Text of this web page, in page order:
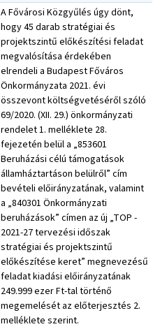
A Fővárosi Közgyűlés úgy dönt,
hogy 45 darab stratégiai és
projektszintű előkészítési feladat
megvalósítása érdekében
elrendeli a Budapest Főváros
Önkormányzata 2021. évi
összevont költségvetéséről szóló
69/2020. (XII. 29.) önkormányzati
rendelet 1. melléklete 28.
fejezetén belül a „853601
Beruházási célú támogatások
államháztartáson belülről” cím
bevételi előirányzatának, valamint
a „840301 Önkormányzati
beruházások” címen az új „TOP -
2021-27 tervezési időszak
stratégiai és projektszintű
előkészítése keret” megnevezésű
feladat kiadási előirányzatának
249.999 ezer Ft-tal történő
megemelését az előterjesztés 2.
melléklete szerint.